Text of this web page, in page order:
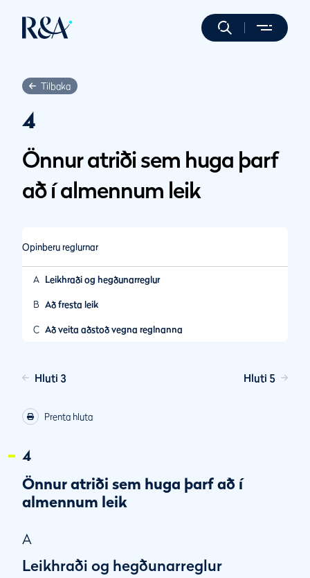
Tilbaka
4
Önnur atriði sem huga þarf
að í almennum leik
Opinberu reglurnar
A Leikhraði og hegðunarreglur
B Að fresta leik
C Að veita aðstoð vegna reglnanna
Hluti 3 Hluti 5
Prenta hluta
4
Önnur atriði sem huga þarf að í
almennum leik
A
Leikhraði og hegðunarreglur